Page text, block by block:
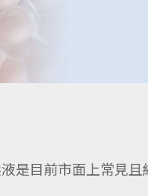
是目前市面上常見且